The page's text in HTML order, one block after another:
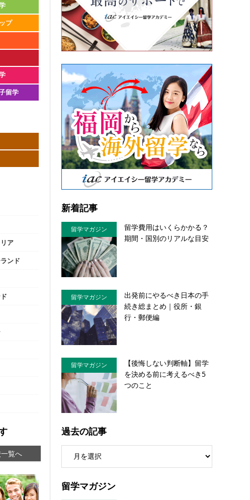
プ
留学
ア
ンド
覧へ
新着記事
留学マガジン
留学費用はいくらかかる？
期間・国別のリアルな目安
留学マガジン
出発前にやるべき日本の手
続き総まとめ｜役所・銀
行・郵便編
留学マガジン
【後悔しない判断軸】留学
を決める前に考えるべき5
つのこと
過去の記事
留学マガジン